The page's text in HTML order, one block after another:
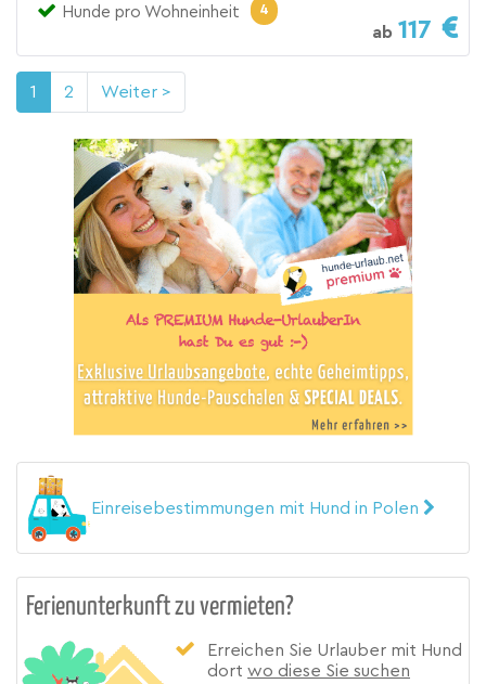
Hunde pro Wohneinheit
4
ab 117
1 2 Weiter >
Einreisebestimmungen mit Hund in Polen
Ferienunterkunft zu vermieten?
Erreichen Sie Urlauber mit Hund
dort wo diese Sie suchen